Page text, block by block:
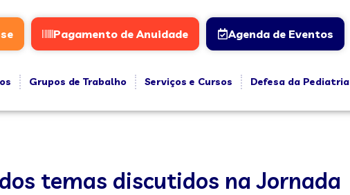
Pagamento de Anuidade Agenda de Eventos
Grupos de Trabalho Serviços e Cursos
Defesa da Pediatria
temas discutidos na Jornada